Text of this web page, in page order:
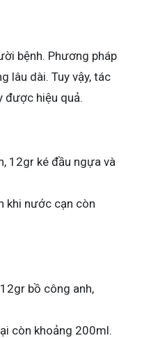
bệnh. Phương pháp
lâu dài. Tuy vậy, tác
được hiệu quả.
12gr ké đầu ngựa và
khi nước cạn còn
bồ công anh,
còn khoảng 200ml.